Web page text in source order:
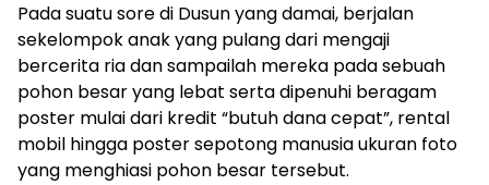
Pada suatu sore di Dusun yang damai, berjalan
sekelompok anak yang pulang dari mengaji
bercerita ria dan sampailah mereka pada sebuah
pohon besar yang lebat serta dipenuhi beragam
poster mulai dari kredit “butuh dana cepat”, rental
mobil hingga poster sepotong manusia ukuran foto
yang menghiasi pohon besar tersebut.